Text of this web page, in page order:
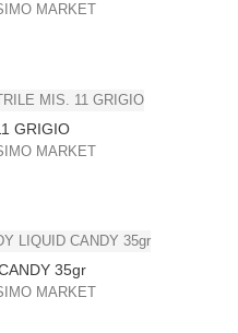
MARKET
GRIGIO
MARKET
35gr
MARKET